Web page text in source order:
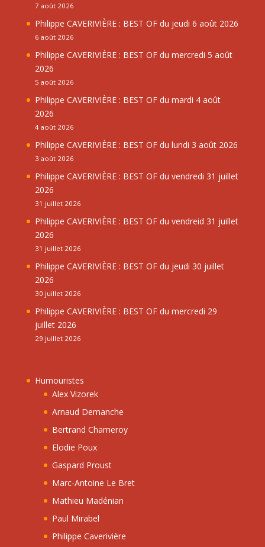
7 août 2026
Philippe CAVERIVIÈRE : BEST OF du jeudi 6 août 2026
6 août 2026
Philippe CAVERIVIÈRE : BEST OF du mercredi 5 août
2026
5 août 2026
Philippe CAVERIVIÈRE : BEST OF du mardi 4 août
2026
4 août 2026
Philippe CAVERIVIÈRE : BEST OF du lundi 3 août 2026
3 août 2026
Philippe CAVERIVIÈRE : BEST OF du vendredi 31 juillet
2026
31 juillet 2026
Philippe CAVERIVIÈRE : BEST OF du vendreid 31 juillet
2026
31 juillet 2026
Philippe CAVERIVIÈRE : BEST OF du jeudi 30 juillet
2026
30 juillet 2026
Philippe CAVERIVIÈRE : BEST OF du mercredi 29
juillet 2026
29 juillet 2026
Humouristes
Alex Vizorek
Arnaud Demanche
Bertrand Chameroy
Elodie Poux
Gaspard Proust
Marc-Antoine Le Bret
Mathieu Madénian
Paul Mirabel
Philippe Caverivière